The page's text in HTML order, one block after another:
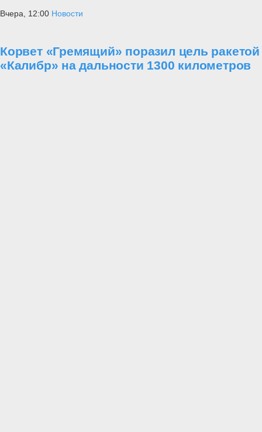
Вчера, 12:00 Новости
Корвет «Гремящий» поразил цель ракетой
«Калибр» на дальности 1300 километров